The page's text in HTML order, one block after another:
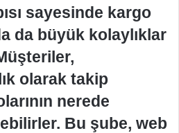
sayesinde kargo
da büyük kolaylıklar
olarak takip
nerede
Bu şube, web